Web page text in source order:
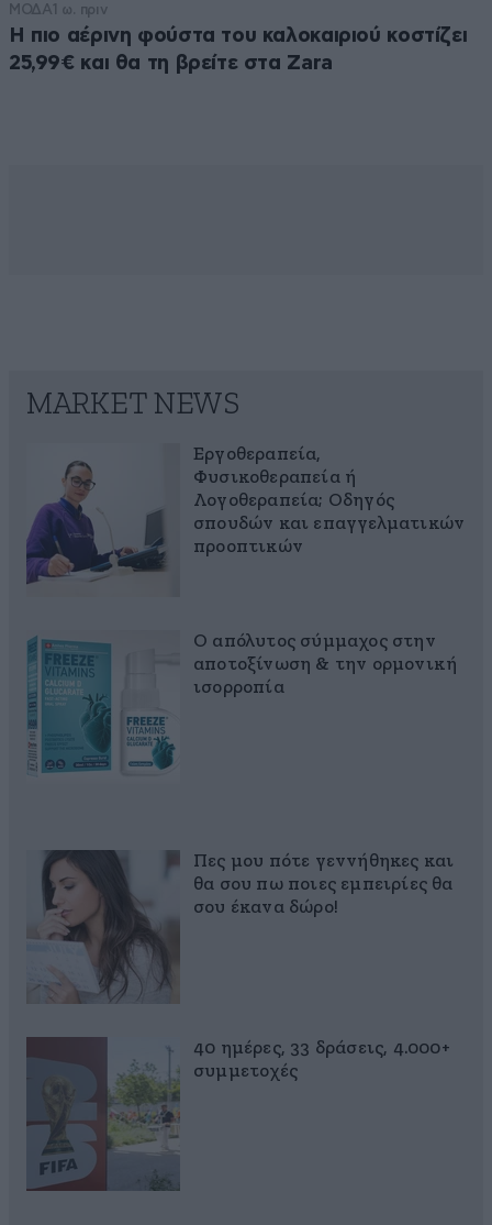
ΜΟΔΑ1 ω. πριν
Η πιο αέρινη φούστα του καλοκαιριού κοστίζει
25,99€ και θα τη βρείτε στα Zara
MARKET NEWS
Εργοθεραπεία,
Φυσικοθεραπεία ή
Λογοθεραπεία; Οδηγός
σπουδών και επαγγελματικών
προοπτικών
Ο απόλυτος σύμμαχος στην
αποτοξίνωση & την ορμονική
ισορροπία
Πες μου πότε γεννήθηκες και
θα σου πω ποιες εμπειρίες θα
σου έκανα δώρο!
40 ημέρες, 33 δράσεις, 4.000+
συμμετοχές